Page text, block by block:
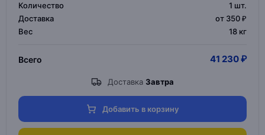
Количество 1 шт.
Доставка
от 350 ₽
Вес
18 кг
Всего 41 230 ₽
Доставка Завтра
Добавить в корзину